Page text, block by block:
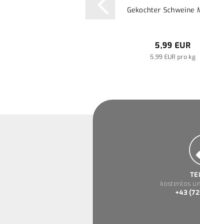
Gekochter Schweine
5,99 EUR
5,99 EUR pro kg
kostenlos
+43